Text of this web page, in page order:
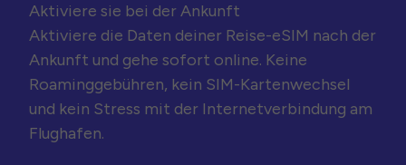
Aktiviere sie bei der Ankunft
Aktiviere die Daten deiner Reise-eSIM nach der
Ankunft und gehe sofort online. Keine
Roaminggebühren, kein SIM-Kartenwechsel
und kein Stress mit der Internetverbindung am
Flughafen.